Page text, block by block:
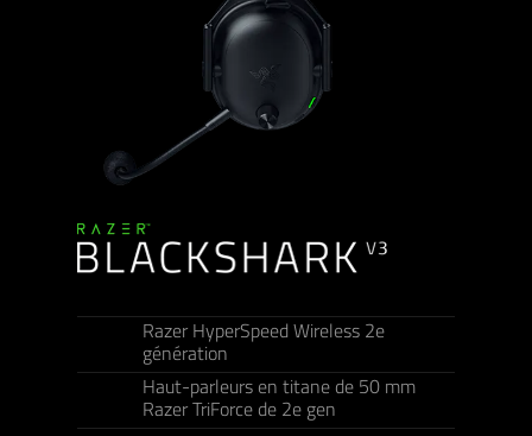
Razer HyperSpeed Wireless 2e
génération
Haut-parleurs en titane de 50 mm
Razer TriForce de 2e gen